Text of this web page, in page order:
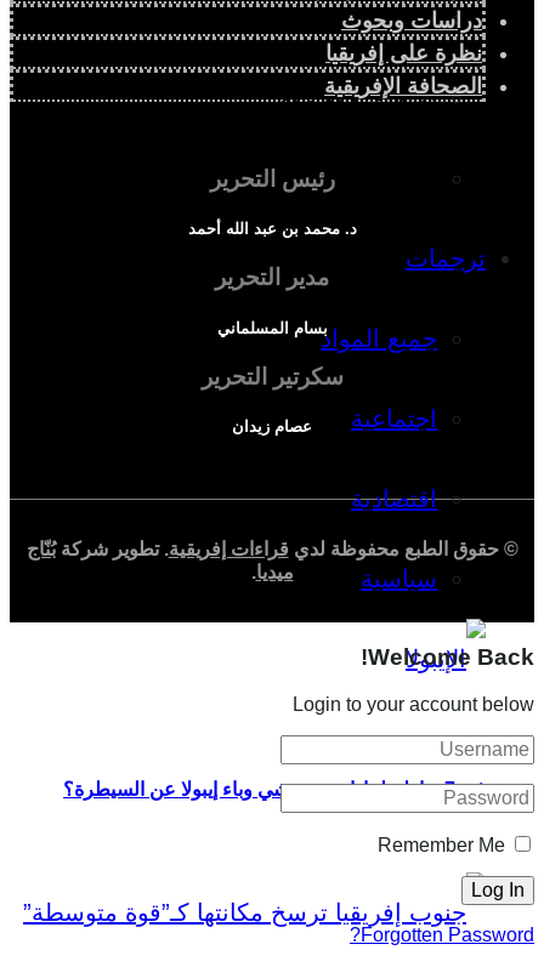
دراسة سياسية
دراسة اجتماعية
دراسة اقتصادية
ترجمات
جميع المواد
اجتماعية
اقتصادية
سياسية
في 7 نقاط.. لماذا خرج تفشي وباء إيبولا عن السيطرة؟
دراسات وبحوث
نظرة على إفريقيا
الصحافة الإفريقية
رئيس التحرير
د. محمد بن عبد الله أحمد
مدير التحرير
بسام المسلماني
سكرتير التحرير
عصام زيدان
© حقوق الطبع محفوظة لدي قراءات إفريقية. تطوير شركةبُنّاج
ميديا.
Welcome Back!
Login to your account below
Remember Me
Forgotten Password?